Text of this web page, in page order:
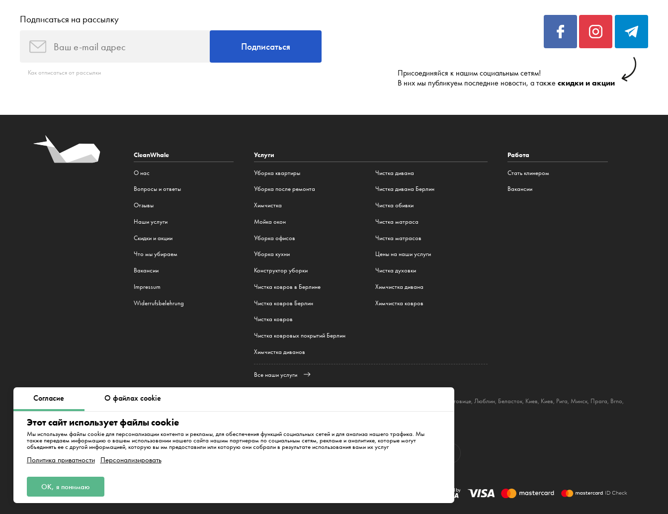
Согласие О файлах cookie
Этот сайт использует файлы cookie
Мы используем файлы cookie для персонализации контента и рекламы, для обеспечения функций социальных сетей и для анализа нашего трафика. Мы
также передаем информацию о вашем использовании нашего сайта нашим партнерам по социальным сетям, рекламе и аналитике, которые могут
объединять ее с другой информацией, которую вы им предоставили или которую они собрали в результате использования вами их услуг
Политика приватности Персонализировать
ОК, я понимаю
Подписаться на рассылку
Подписаться
Как отписаться от рассылки
Присоединяйся к нашим социальным сетям!
В них мы публикуем последние новости, а также скидки и акции
CleanWhale
О нас
Вопросы и ответы
Отзывы
Наши услуги
Cкидки и акции
Что мы убираем
Вакансии
Impressum
Widerrufsbelehrung
Услуги
Уборка квартиры
Уборка после ремонта
Химчистка
Мойка окон
Уборка офисов
Уборка кухни
Конструктор уборки
Чистка ковров в Берлине
Чистка ковров Берлин
Чистка ковров
Чистка ковровых покрытий Берлин
Химчистка диванов
Чистка дивана
Чистка дивана Берлин
Чистка обивки
Чистка матраса
Чистка матрасов
Цены на наши услуги
Чистка духовки
Химчистка дивана
Химчистка ковров
Все наши услуги
Работа
Стать клинером
Вакансии
Мы работаем в 22 городах: Катовице, Люблин, Беласток, Киев, Киев, Рига, Минск, Прага, Brno,
Westhafenstraße 1, 13353 Berlin info@cleanwhale.de